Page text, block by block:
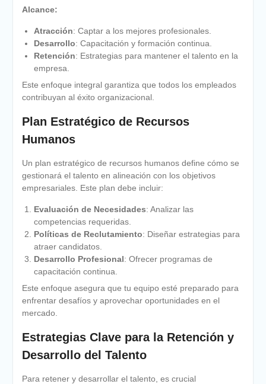
Alcance:
Atracción: Captar a los mejores profesionales.
Desarrollo: Capacitación y formación continua.
Retención: Estrategias para mantener el talento en la
empresa.
Este enfoque integral garantiza que todos los empleados
contribuyan al éxito organizacional.
Plan Estratégico de Recursos
Humanos
Un plan estratégico de recursos humanos define cómo se
gestionará el talento en alineación con los objetivos
empresariales. Este plan debe incluir:
Evaluación de Necesidades: Analizar las
competencias requeridas.
Políticas de Reclutamiento: Diseñar estrategias para
atraer candidatos.
Desarrollo Profesional: Ofrecer programas de
capacitación continua.
Este enfoque asegura que tu equipo esté preparado para
enfrentar desafíos y aprovechar oportunidades en el
mercado.
Estrategias Clave para la Retención y
Desarrollo del Talento
Para retener y desarrollar el talento, es crucial